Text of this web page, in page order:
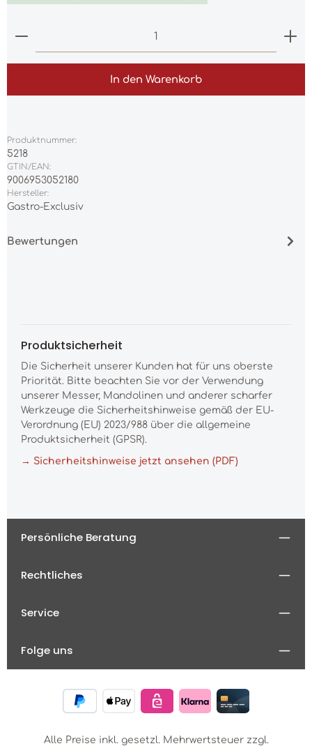
Produkt Anzahl: Gib den gewünschten Wert
In den Warenkorb
Produktnummer:
5218
GTIN/EAN:
9006953052180
Hersteller:
Gastro-Exclusiv
Bewertungen
Produktsicherheit
Die Sicherheit unserer Kunden hat für uns oberste
Priorität. Bitte beachten Sie vor der Verwendung
unserer Messer, Mandolinen und anderer scharfer
Werkzeuge die Sicherheitshinweise gemäß der EU-
Verordnung (EU) 2023/988 über die allgemeine
Produktsicherheit (GPSR).
→ Sicherheitshinweise jetzt ansehen (PDF)
Persönliche Beratung
Rechtliches
Service
Folge uns
Alle Preise inkl. gesetzl. Mehrwertsteuer zzgl.